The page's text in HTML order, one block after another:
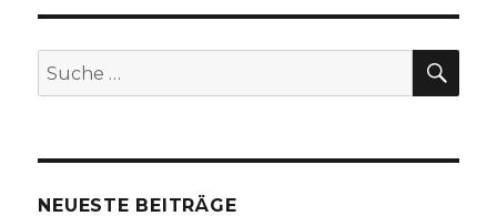
Suche
nach:
NEUESTE BEITRÄGE